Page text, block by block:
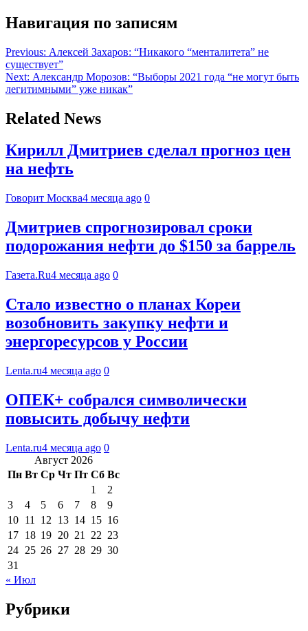
Навигация по записям
Previous: Алексей Захаров: “Никакого “менталитета” не
существует”
Next: Александр Морозов: “Выборы 2021 года “не могут быть
легитимными” уже никак”
Related News
Кирилл Дмитриев сделал прогноз цен
на нефть
Говорит Москва4 месяца ago 0
Дмитриев спрогнозировал сроки
подорожания нефти до $150 за баррель
Газета.Ru4 месяца ago 0
Стало известно о планах Кореи
возобновить закупку нефти и
энергоресурсов у России
Lenta.ru4 месяца ago 0
ОПЕК+ собрался символически
повысить добычу нефти
Lenta.ru4 месяца ago 0
Август 2026
Пн Вт Ср Чт Пт Сб Вс
1
2
3
4 5 6 7 8
9
10 11 12 13 14 15 16
17 18 19 20 21 22 23
24 25 26 27 28 29 30
31
« Июл
Рубрики